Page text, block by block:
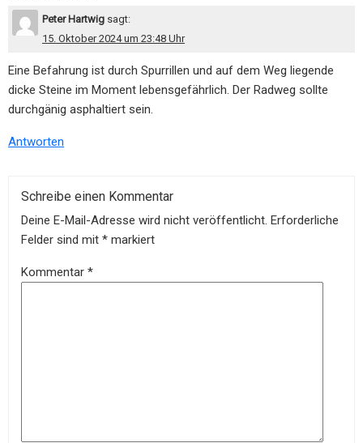
Peter Hartwig sagt:
15. Oktober 2024 um 23:48 Uhr
Eine Befahrung ist durch Spurrillen und auf dem Weg liegende
dicke Steine im Moment lebensgefährlich. Der Radweg sollte
durchgänig asphaltiert sein.
Antworten
Schreibe einen Kommentar
Deine E-Mail-Adresse wird nicht veröffentlicht. Erforderliche
Felder sind mit * markiert
Kommentar *